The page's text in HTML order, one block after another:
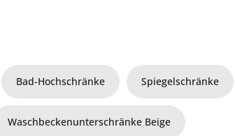
Bad-Hochschränke Spiegelschränke
Waschbeckenunterschränke Beige